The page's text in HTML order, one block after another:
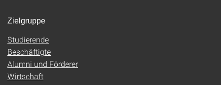
Zielgruppe
Studierende
Beschäftigte
Alumni und Förderer
Wirtschaft